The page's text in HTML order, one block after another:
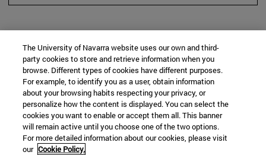
The University of Navarra website uses our own and third-
party cookies to store and retrieve information when you
browse. Different types of cookies have different purposes.
For example, to identify you as a user, obtain information
about your browsing habits respecting your privacy, or
personalize how the content is displayed. You can select the
cookies you want to enable or accept them all. This banner
will remain active until you choose one of the two options.
For more detailed information about our cookies, please visit
our Cookie Policy.